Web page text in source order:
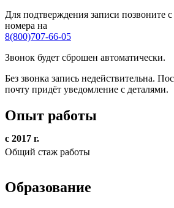
Для подтверждения записи позвоните с
номера на
8(800)707-66-05
Звонок будет сброшен автоматически.
Без звонка запись недействительна.
почту придёт уведомление с деталями.
Опыт работы
с 2017 г.
Общий стаж работы
Образование